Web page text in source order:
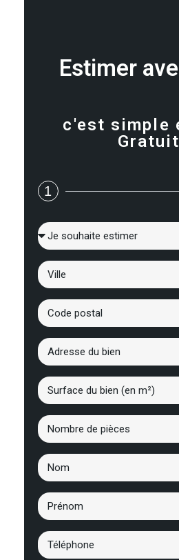
Estimer
c'est simple
1